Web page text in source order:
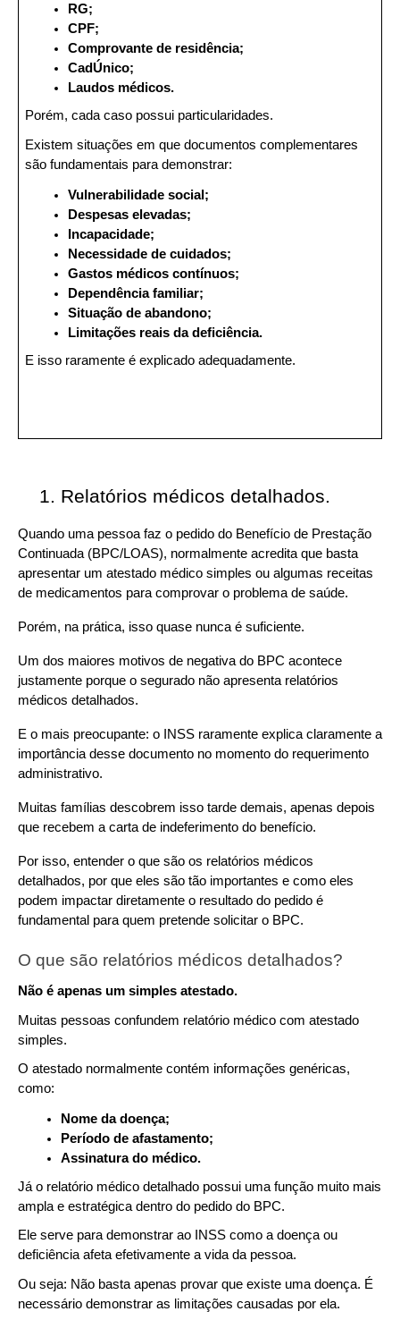
RG;
CPF;
Comprovante de residência;
CadÚnico;
Laudos médicos.
Porém, cada caso possui particularidades.
Existem situações em que documentos complementares
são fundamentais para demonstrar:
Vulnerabilidade social;
Despesas elevadas;
Incapacidade;
Necessidade de cuidados;
Gastos médicos contínuos;
Dependência familiar;
Situação de abandono;
Limitações reais da deficiência.
E isso raramente é explicado adequadamente.
Relatórios médicos detalhados.
Quando uma pessoa faz o pedido do Benefício de Prestação
Continuada (BPC/LOAS), normalmente acredita que basta
apresentar um atestado médico simples ou algumas receitas
de medicamentos para comprovar o problema de saúde.
Porém, na prática, isso quase nunca é suficiente.
Um dos maiores motivos de negativa do BPC acontece
justamente porque o segurado não apresenta relatórios
médicos detalhados.
E o mais preocupante: o INSS raramente explica claramente a
importância desse documento no momento do requerimento
administrativo.
Muitas famílias descobrem isso tarde demais, apenas depois
que recebem a carta de indeferimento do benefício.
Por isso, entender o que são os relatórios médicos
detalhados, por que eles são tão importantes e como eles
podem impactar diretamente o resultado do pedido é
fundamental para quem pretende solicitar o BPC.
O que são relatórios médicos detalhados?
Não é apenas um simples atestado.
Muitas pessoas confundem relatório médico com atestado
simples.
O atestado normalmente contém informações genéricas,
como:
Nome da doença;
Período de afastamento;
Assinatura do médico.
Já o relatório médico detalhado possui uma função muito mais
ampla e estratégica dentro do pedido do BPC.
Ele serve para demonstrar ao INSS como a doença ou
deficiência afeta efetivamente a vida da pessoa.
Ou seja: Não basta apenas provar que existe uma doença. É
necessário demonstrar as limitações causadas por ela.